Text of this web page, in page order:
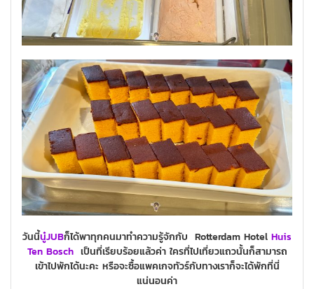
วันนี้นู๋JUBก็ได้พาทุกคนมาทำความรู้จักกับ Rotterdam Hotel Huis
Ten Boschเป็นที่เรียบร้อยแล้วค่า ใครที่ไปเที่ยวแถวนั้นก็สามารถ
เข้าไปพักได้นะคะ หรือจะซื้อแพคเกจทัวร์กับทางเราก็จะได้พักที่นี่
แน่นอนค่า